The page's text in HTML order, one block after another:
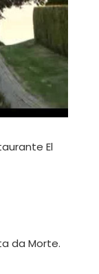
El
da Morte.